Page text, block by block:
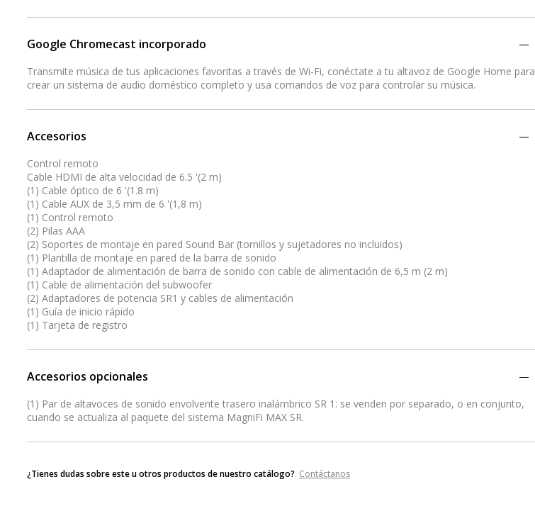
Google Chromecast incorporado
Transmite música de tus aplicaciones favoritas a través de Wi-Fi, conéctate a tu altavoz de Google Home para
crear un sistema de audio doméstico completo y usa comandos de voz para controlar su música.
Accesorios
Control remoto
Cable HDMI de alta velocidad de 6.5 '(2 m)
(1) Cable óptico de 6 '(1.8 m)
(1) Cable AUX de 3,5 mm de 6 '(1,8 m)
(1) Control remoto
(2) Pilas AAA
(2) Soportes de montaje en pared Sound Bar (tornillos y sujetadores no incluidos)
(1) Plantilla de montaje en pared de la barra de sonido
(1) Adaptador de alimentación de barra de sonido con cable de alimentación de 6,5 m (2 m)
(1) Cable de alimentación del subwoofer
(2) Adaptadores de potencia SR1 y cables de alimentación
(1) Guía de inicio rápido
(1) Tarjeta de registro
Accesorios opcionales
(1) Par de altavoces de sonido envolvente trasero inalámbrico SR 1: se venden por separado, o en conjunto,
cuando se actualiza al paquete del sistema MagniFi MAX SR.
¿Tienes dudas sobre este u otros productos de nuestro catálogo? Contáctanos